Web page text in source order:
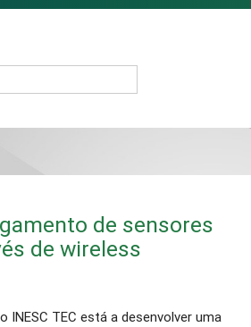
de sensores
de wireless
INESC TEC está a desenvolver uma